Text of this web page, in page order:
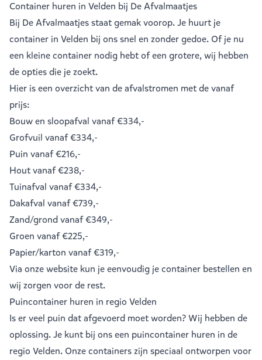
Container huren in Velden bij De Afvalmaatjes
Bij De Afvalmaatjes staat gemak voorop. Je huurt je
container in Velden bij ons snel en zonder gedoe. Of je nu
een kleine container nodig hebt of een grotere, wij hebben
de opties die je zoekt.
Hier is een overzicht van de afvalstromen met de vanaf
prijs:
Bouw en sloopafval vanaf €334,-
Grofvuil vanaf €334,-
Puin vanaf €216,-
Houtvanaf €238,-
Tuinafval vanaf €334,-
Dakafval vanaf €739,-
Zand/grondvanaf €349,-
Groen vanaf €225,-
Papier/karton vanaf €319,-
Via onze website kun je eenvoudig jecontainer bestellen en
wij zorgen voor de rest.
Puincontainer huren in regio Velden
Is er veel puin dat afgevoerd moet worden? Wij hebben de
oplossing. Je kunt bij ons een puincontainer huren in de
regio Velden. Onze containers zijn speciaal ontworpen voor